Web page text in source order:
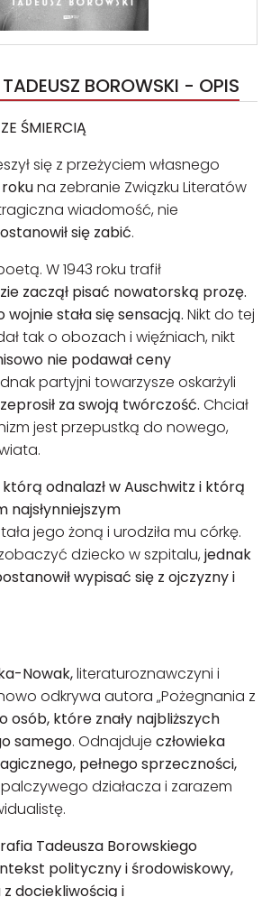
BOROWSKI - OPIS
ŚMIERCIĄ
się z przeżyciem własnego
rokuna zebranie Związku Literatów
wiadomość, nie
się zabić.
W 1943 roku trafił
zaczął pisać nowatorską prozę.
stała się sensacją. Nikt do tej
tak o obozach i więźniach, nikt
nie podawał ceny
partyjni towarzysze oskarżyli
za swoją twórczość. Chciał
jest przepustką do nowego,
odnalazł w Auschwitz i którą
najsłynniejszym
jego żoną i urodziła mu córkę.
dziecko w szpitalu, jednak
wypisać się z ojczyzny i
Nowak,literaturoznawczyni i
odkrywa autora „Pożegnania z
osób, które znały najbliższych
samego. Odnajduje człowieka
pełnego sprzeczności,
działacza i zarazem
Tadeusza Borowskiego
polityczny i środowiskowy,
dociekliwością i